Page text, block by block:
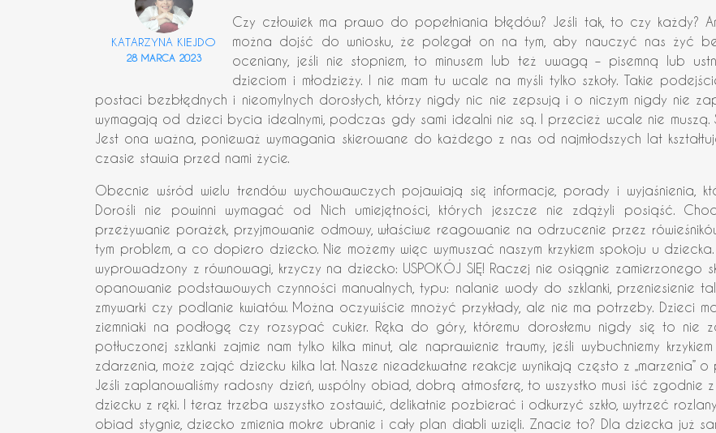
KATARZYNA KIEJDO
28 MARCA 2023
Czy człowiek ma prawo do popełniania błędów? Jeśli tak, to czy każdy?
można dojść do wniosku, że polegał on na tym, aby nauczyć nas żyć
oceniany, jeśli nie stopniem, to minusem lub też uwagą – pisemną lub
dzieciom i młodzieży. I nie mam tu wcale na myśli tylko szkoły. Takie
postaci bezbłędnych i nieomylnych dorosłych, którzy nigdy nic nie zepsują i o niczym nigdy nie
wymagają od dzieci bycia idealnymi, podczas gdy sami idealni nie są. I przecież wcale nie muszą.
Jest ona ważna, ponieważ wymagania skierowane do każdego z nas od najmłodszych lat
czasie stawia przed nami życie.
Obecnie wśród wielu trendów wychowawczych pojawiają się informacje, porady i wyjaśnienia,
Dorośli nie powinni wymagać od Nich umiejętności, których jeszcze nie zdążyli posiąść.
przeżywanie porażek, przyjmowanie odmowy, właściwe reagowanie na odrzucenie przez
tym problem, a co dopiero dziecko. Nie możemy więc wymuszać naszym krzykiem spokoju u
wyprowadzony z równowagi, krzyczy na dziecko: USPOKÓJ SIĘ! Raczej nie osiągnie zamierzonego
opanowanie podstawowych czynności manualnych, typu: nalanie wody do szklanki, przeniesienie
zmywarki czy podlanie kwiatów. Można oczywiście mnożyć przykłady, ale nie ma potrzeby. Dzieci
ziemniaki na podłogę czy rozsypać cukier. Ręka do góry, któremu dorosłemu nigdy się to nie
potłuczonej szklanki zajmie nam tylko kilka minut, ale naprawienie traumy, jeśli wybuchniemy
zdarzenia, może zająć dziecku kilka lat. Nasze nieadekwatne reakcje wynikają często z „marzenia” o
Jeśli zaplanowaliśmy radosny dzień, wspólny obiad, dobrą atmosferę, to wszystko musi iść zgodnie
dziecku z ręki. I teraz trzeba wszystko zostawić, delikatnie pozbierać i odkurzyć szkło, wytrzeć
obiad stygnie, dziecko zmienia mokre ubranie i cały plan diabli wzięli. Znacie to? Dla dziecka już